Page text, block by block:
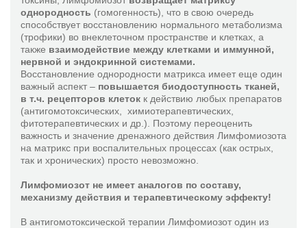
однородность (гомогенность), что в свою очередь
способствует восстановлению нормального метаболизма
(трофики) во внеклеточном пространстве и клетках, а
также взаимодействие между клетками и иммунной,
нервной и эндокринной системами.
Восстановление однородности матрикса имеет еще один
важный аспект – повышается биодоступность тканей,
в т.ч. рецепторов клеток к действию любых препаратов
(антигомотоксических, химиотерапевтических,
фитотерапевтических и др.). Поэтому переоценить
важность и значение дренажного действия Лимфомиозота
на матрикс при воспалительных процессах (как острых,
так и хронических) просто невозможно.
Лимфомиозот не имеет аналогов по составу,
механизму действия и терапевтическому эффекту!
В антигомотоксической терапии Лимфомиозот один из